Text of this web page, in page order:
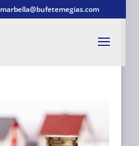
marbella@bufetemegias.com